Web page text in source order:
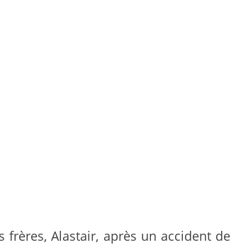
frères, Alastair, après un accident de